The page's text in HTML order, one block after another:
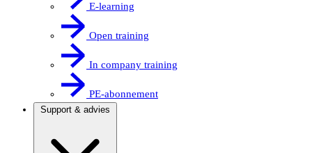
E-learning
Open training
In company training
PE-abonnement
Support & advies